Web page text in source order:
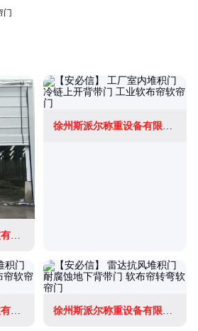
门
江苏安必信物联网科技有限公司
徐州斯派尔称重设备有限公司
江苏安必信物联网科技有限公司 徐州斯派尔称重设备有限公司